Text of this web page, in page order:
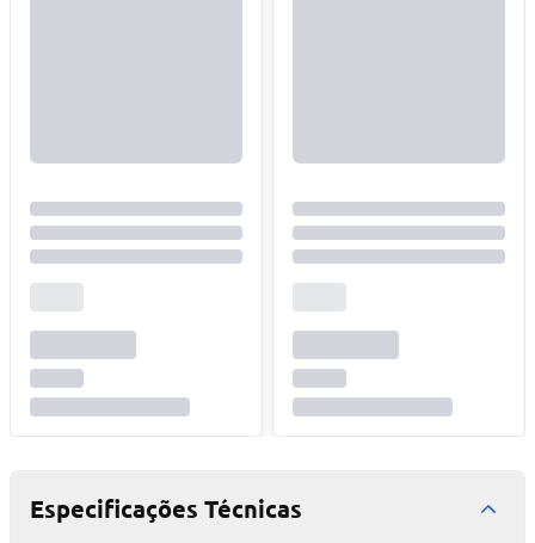
Especificações Técnicas